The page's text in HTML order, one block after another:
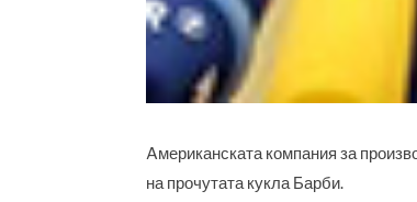
Aмериканската компания за
на прочутата кукла Барби.